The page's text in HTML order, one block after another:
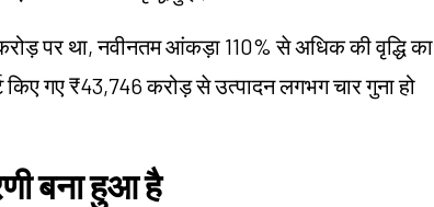
पर था, नवीनतम आंकड़ा 110% से अधिक की वृद्धि का
किए गए ₹43,746 करोड़ से उत्पादन लगभग चार गुना हो
बना हुआ है